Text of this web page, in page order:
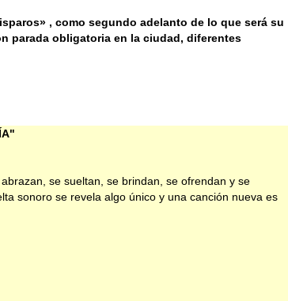
, como segundo adelanto de lo que será su
parada obligatoria en la ciudad, diferentes
se sueltan, se brindan, se ofrendan y se
sonoro se revela algo único y una canción nueva es